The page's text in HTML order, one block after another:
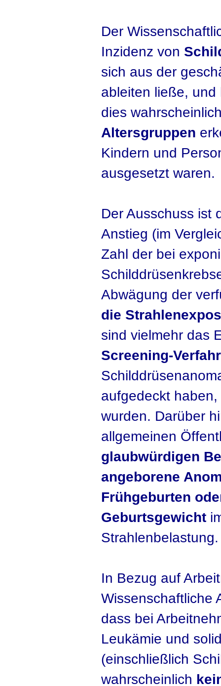
Der
Inzidenz von
sich aus der
ableiten ließe, und
dies
Altersgruppen
Kindern und
ausgesetzt waren.
Der Ausschuss ist
Anstieg (im
Zahl der bei
Abwägung der
die
sind vielmehr das
Screening-
aufgedeckt
wurden. Darüber
allgemeinen
glaubwürdigen
angeborene
Frühgeburten
Geburtsgewicht
Strahlenbelastung.
In Bezug auf
Wissenschaftliche
dass bei
Leukämie und
(einschließlich
wahrscheinlich